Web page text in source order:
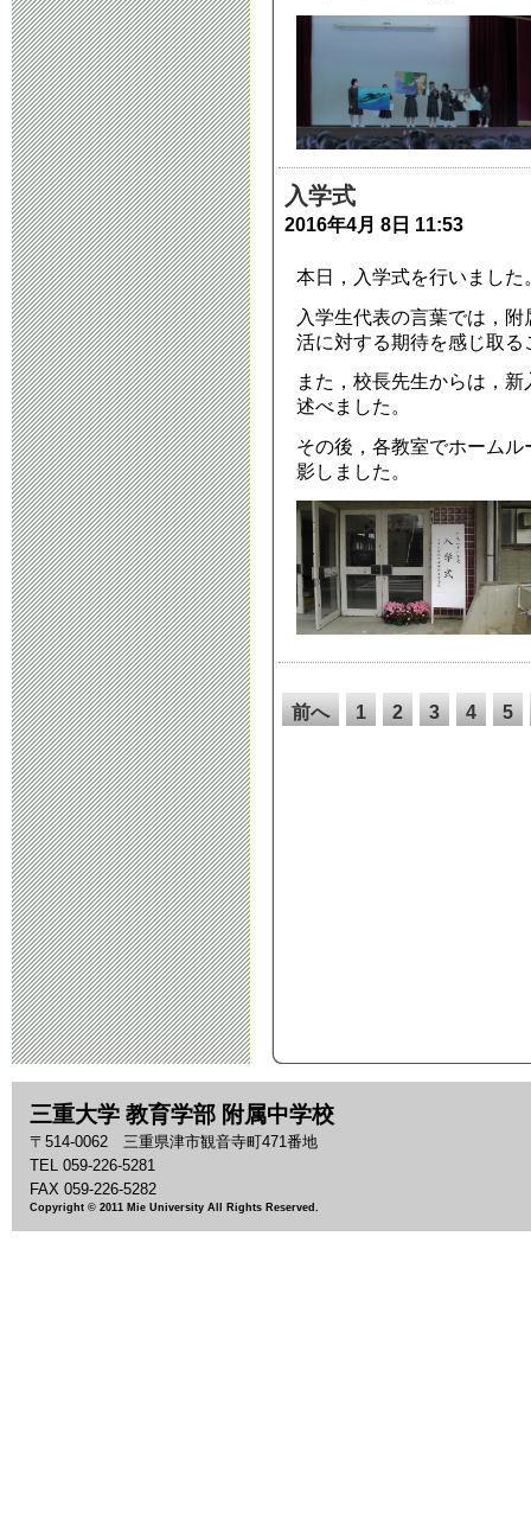
入学式
2016年4月 8日 11:53
本日，入学式を行いました
入学生代表の言葉では，
活に対する期待を感じ取る
また，校長先生からは，
述べました。
その後，各教室でホーム
影しました。
前へ 1 2 3 4
5
三重大学 教育学部 附属中学校
〒514-0062 三重県津市観音寺町471番地
TEL 059-226-5281
FAX 059-226-5282
Copyright © 2011 Mie University All Rights Reserved.